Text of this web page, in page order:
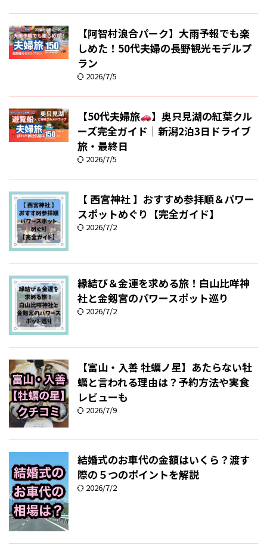
【阿智村浪合パーク】大雨予報でも楽
しめた！50代夫婦の長野観光モデルプ
ラン
2026/7/5
【50代夫婦旅
】奥只見湖の紅葉クル
ーズ完全ガイド｜新潟2泊3日ドライブ
旅・最終日
2026/7/5
【 西宮神社 】おすすめ参拝順＆パワー
スポットめぐり【完全ガイド】
2026/7/2
縁結び＆金運を求める旅！白山比咩神
社と金剱宮のパワースポット巡り
2026/7/2
【富山・入善 牡蠣ノ星】あたらない牡
蠣と言われる理由は？予約方法や実食
レビューも
2026/7/9
結婚式のお車代の金額はいくら？渡す
際の５つのポイントを解説
2026/7/2